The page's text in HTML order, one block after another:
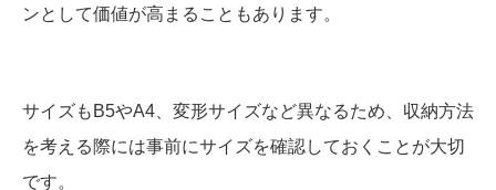
ンとして価値が高まることもあります。
サイズもB5やA4、変形サイズなど異なるため、収納方法
を考える際には事前にサイズを確認しておくことが大切
です。